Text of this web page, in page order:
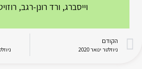
וייסברג, ורד רונן-רגב,
הקודם
ניוזלטר ינואר 2020 ניוזלטר מרץ